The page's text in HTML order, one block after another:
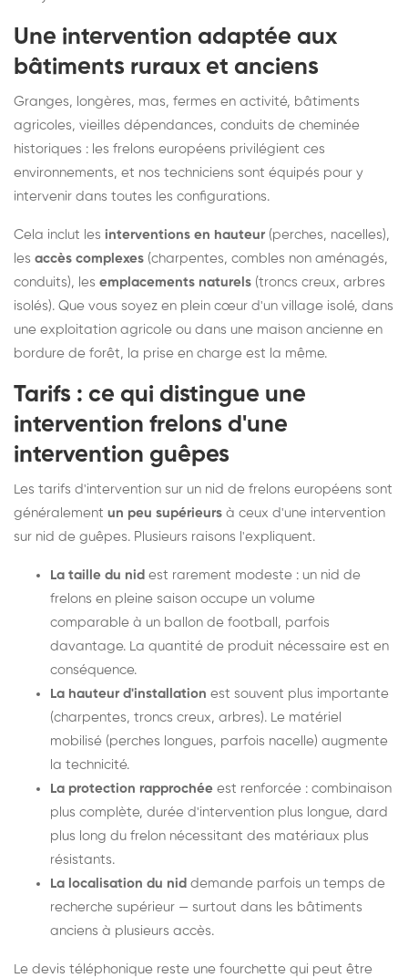
Une intervention adaptée aux
bâtiments ruraux et anciens
Granges, longères, mas, fermes en activité, bâtiments
agricoles, vieilles dépendances, conduits de cheminée
historiques : les frelons européens privilégient ces
environnements, et nos techniciens sont équipés pour y
intervenir dans toutes les configurations.
Cela inclut les interventions en hauteur (perches, nacelles),
les accès complexes (charpentes, combles non aménagés,
conduits), les emplacements naturels (troncs creux, arbres
isolés). Que vous soyez en plein cœur d'un village isolé, dans
une exploitation agricole ou dans une maison ancienne en
bordure de forêt, la prise en charge est la même.
Tarifs : ce qui distingue une
intervention frelons d'une
intervention guêpes
Les tarifs d'intervention sur un nid de frelons européens sont
généralement un peu supérieurs à ceux d'une intervention
sur nid de guêpes. Plusieurs raisons l'expliquent.
La taille du nid est rarement modeste : un nid de
frelons en pleine saison occupe un volume
comparable à un ballon de football, parfois
davantage. La quantité de produit nécessaire est en
conséquence.
La hauteur d'installation est souvent plus importante
(charpentes, troncs creux, arbres). Le matériel
mobilisé (perches longues, parfois nacelle) augmente
la technicité.
La protection rapprochée est renforcée : combinaison
plus complète, durée d'intervention plus longue, dard
plus long du frelon nécessitant des matériaux plus
résistants.
La localisation du nid demande parfois un temps de
recherche supérieur — surtout dans les bâtiments
anciens à plusieurs accès.
Le devis téléphonique reste une fourchette qui peut être